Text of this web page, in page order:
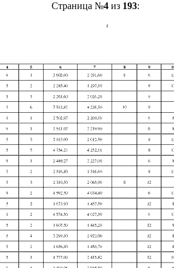
Страница №4из 193: